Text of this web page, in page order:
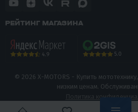
РЕЙТИНГ МАГАЗИНА
4.9 5.0
© 2026 X-MOTORS - Купить
низким ценам.
Политика